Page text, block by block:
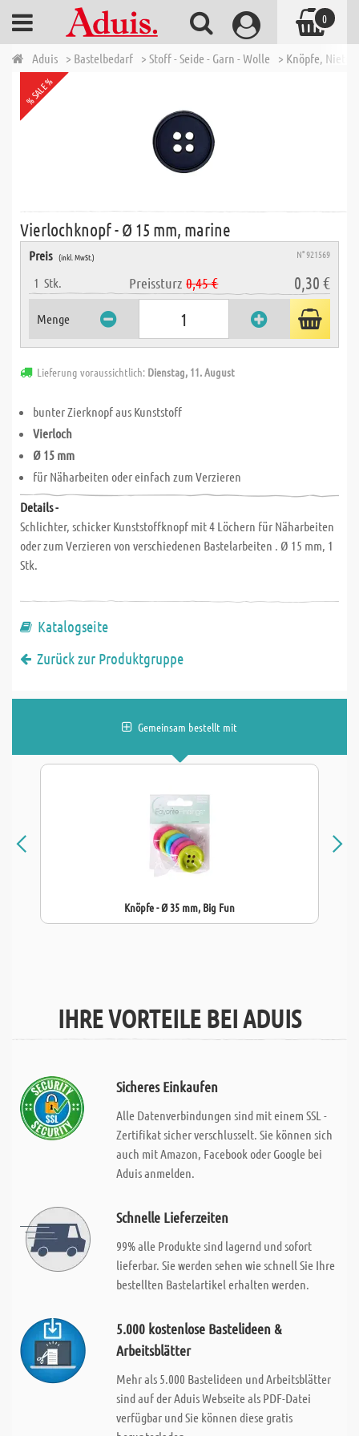
Aduis > Bastelbedarf > Stoff - Seide - Garn - Wolle > Knöpfe,
% SALE %
Vierlochknopf - Ø 15 mm, marine
Preis (inkl. MwSt.) N° 921569
1 Stk. Preissturz 0,45 € 0,30 €
Menge
Lieferung voraussichtlich: Dienstag, 11. August
bunter Zierknopf aus Kunststoff
Vierloch
Ø 15 mm
für Näharbeiten oder einfach zum Verzieren
Details -
Schlichter, schicker Kunststoffknopf mit 4 Löchern für Näharbeiten
oder zum Verzieren von verschiedenen Bastelarbeiten . Ø 15 mm, 1
Stk.
Katalogseite
Zurück zur Produktgruppe
Gemeinsam bestellt mit
Knöpfe - Ø 35 mm, Big Fun
IHRE VORTEILE BEI ADUIS
Sicheres Einkaufen
Alle Datenverbindungen sind mit einem SSL -
Zertifikat sicher verschlusselt. Sie können sich
auch mit Amazon, Facebook oder Google bei
Aduis anmelden.
Schnelle Lieferzeiten
99% alle Produkte sind lagernd und sofort
lieferbar. Sie werden sehen wie schnell Sie Ihre
bestellten Bastelartikel erhalten werden.
5.000 kostenlose Bastelideen &
Arbeitsblätter
Mehr als 5.000 Bastelideen und Arbeitsblätter
sind auf der Aduis Webseite als PDF-Datei
verfügbar und Sie können diese gratis
0